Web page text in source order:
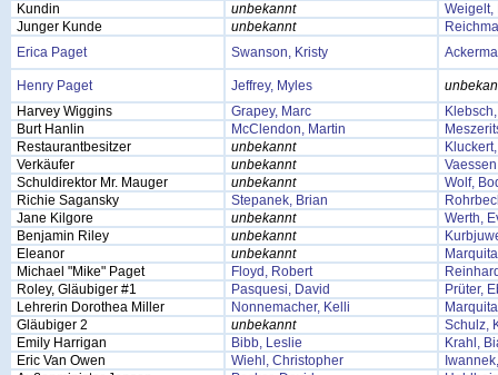
Kundin
unbekannt
Weigelt,
Junger Kunde
unbekannt
Erica Paget
Swanson, Kristy
Henry Paget Jeffrey, Myles
Harvey Wiggins
Grapey, Marc
Burt Hanlin
McClendon, Martin
Restaurantbesitzer
unbekannt
Verkäufer
unbekannt
Schuldirektor Mr. Mauger
unbekannt
Wolf,
Richie Sagansky
Stepanek, Brian
Jane Kilgore
unbekannt
Werth,
Benjamin Riley
unbekannt
Eleanor
unbekannt
Michael "Mike" Paget
Floyd, Robert
Roley, Gläubiger #1
Pasquesi, David
Prüter,
Lehrerin Dorothea Miller
Nonnemacher, Kelli
Gläubiger 2
unbekannt
Schulz,
Emily Harrigan
Bibb, Leslie
Krahl,
Eric Van Owen
Wiehl, Christopher